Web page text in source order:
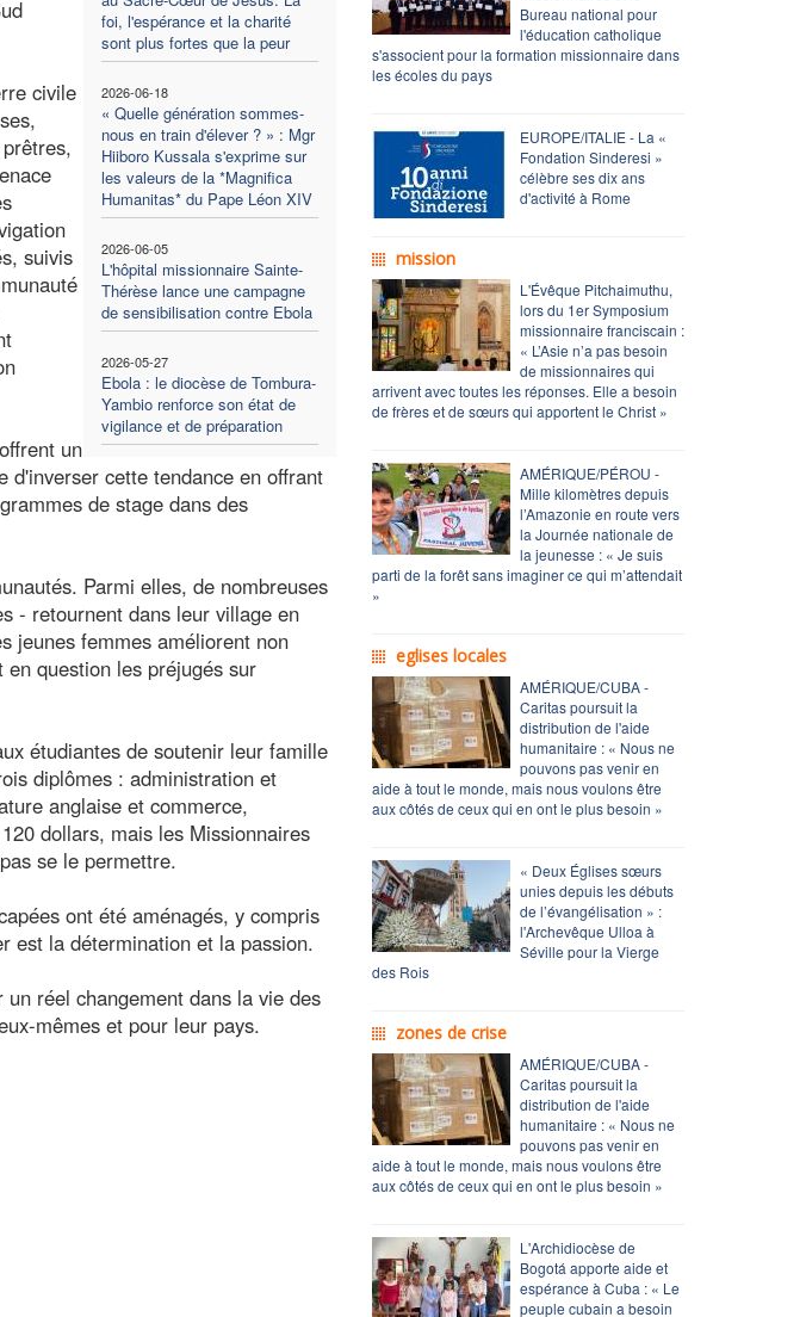
foi, l'espérance et la charité
sont plus fortes que la peur
2026-06-18
« Quelle génération sommes-
nous en train d'élever ? » : Mgr
Hiiboro Kussala s'exprime sur
les valeurs de la *Magnifica
Humanitas* du Pape Léon XIV
2026-06-05
L'hôpital missionnaire Sainte-
Thérèse lance une campagne
de sensibilisation contre Ebola
2026-05-27
Ebola : le diocèse de Tombura-
Yambio renforce son état de
vigilance et de préparation
civile
suivis
un
d'inverser cette tendance en offrant
de stage dans des
Parmi elles, de nombreuses
- retournent dans leur village en
jeunes femmes améliorent non
question les préjugés sur
étudiantes de soutenir leur famille
diplômes : administration et
anglaise et commerce,
dollars, mais les Missionnaires
se le permettre.
ont été aménagés, y compris
est la détermination et la passion.
réel changement dans la vie des
mêmes et pour leur pays.
Bureau national pour
l'éducation catholique
s'associent pour la formation missionnaire dans
les écoles du pays
EUROPE/ITALIE - La «
Fondation Sinderesi »
célèbre ses dix ans
d'activité à Rome
mission
L'Évêque Pitchaimuthu,
lors du 1er Symposium
missionnaire franciscain :
« L’Asie n’a pas besoin
de missionnaires qui
arrivent avec toutes les réponses. Elle a besoin
de frères et de sœurs qui apportent le Christ »
AMÉRIQUE/PÉROU -
Mille kilomètres depuis
l’Amazonie en route vers
la Journée nationale de
la jeunesse : « Je suis
parti de la forêt sans imaginer ce qui m’attendait
»
eglises locales
AMÉRIQUE/CUBA -
Caritas poursuit la
distribution de l'aide
humanitaire : « Nous ne
pouvons pas venir en
aide à tout le monde, mais nous voulons être
aux côtés de ceux qui en ont le plus besoin »
« Deux Églises sœurs
unies depuis les débuts
de l’évangélisation » :
l'Archevêque Ulloa à
Séville pour la Vierge
des Rois
zones de crise
AMÉRIQUE/CUBA -
Caritas poursuit la
distribution de l'aide
humanitaire : « Nous ne
pouvons pas venir en
aide à tout le monde, mais nous voulons être
aux côtés de ceux qui en ont le plus besoin »
L'Archidiocèse de
Bogotá apporte aide et
espérance à Cuba : « Le
peuple cubain a besoin